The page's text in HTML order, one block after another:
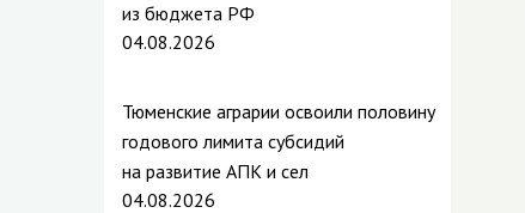
из бюджета РФ
04.08.2026
Тюменские аграрии освоили половину
годового лимита субсидий
на развитие АПК и сел
04.08.2026